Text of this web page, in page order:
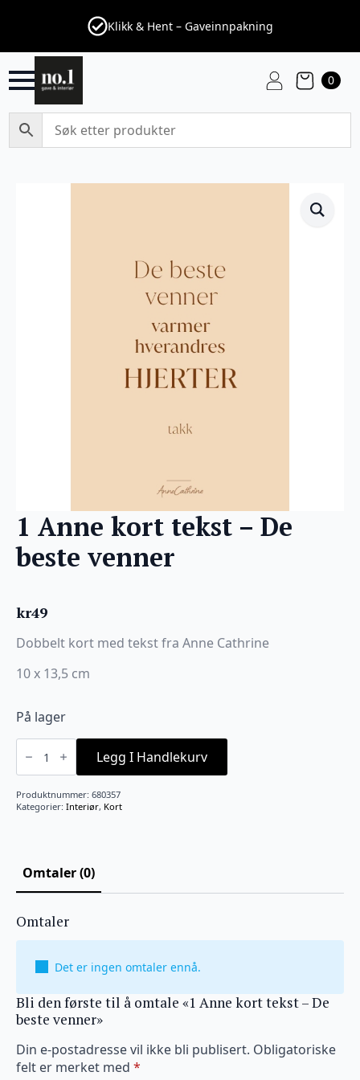
Klikk & Hent – Gaveinnpakning
0
1 Anne kort tekst – De
beste venner
kr49
Dobbelt kort med tekst fra Anne Cathrine
10 x 13,5 cm
På lager
1
Anne
tekst
-
De
beste
Legg I Handlekurv
Produktnummer: 680357
Kategorier: Interiør, Kort
Omtaler (0)
Omtaler
Det er ingen omtaler ennå.
Bli den første til å omtale «1 Anne kort tekst – De
beste venner»
Din e-postadresse vil ikke bli publisert. Obligatoriske
felt er merket med *